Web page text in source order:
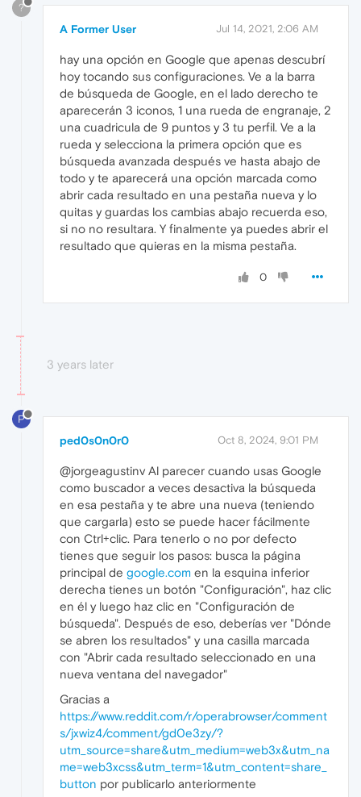
?
A Former User Jul 14, 2021, 2:06 AM
hay una opción en Google que apenas descubrí
hoy tocando sus configuraciones. Ve a la barra
de búsqueda de Google, en el lado derecho te
aparecerán 3 iconos, 1 una rueda de engranaje, 2
una cuadricula de 9 puntos y 3 tu perfil. Ve a la
rueda y selecciona la primera opción que es
búsqueda avanzada después ve hasta abajo de
todo y te aparecerá una opción marcada como
abrir cada resultado en una pestaña nueva y lo
quitas y guardas los cambias abajo recuerda eso,
si no no resultara. Y finalmente ya puedes abrir el
resultado que quieras en la misma pestaña.
0
3 years later
P
ped0s0n0r0 Oct 8, 2024, 9:01 PM
@jorgeagustinv Al parecer cuando usas Google
como buscador a veces desactiva la búsqueda
en esa pestaña y te abre una nueva (teniendo
que cargarla) esto se puede hacer fácilmente
con Ctrl+clic. Para tenerlo o no por defecto
tienes que seguir los pasos: busca la página
principal de google.com en la esquina inferior
derecha tienes un botón "Configuración", haz clic
en él y luego haz clic en "Configuración de
búsqueda". Después de eso, deberías ver "Dónde
se abren los resultados" y una casilla marcada
con "Abrir cada resultado seleccionado en una
nueva ventana del navegador"
Gracias a
https://www.reddit.com/r/operabrowser/comment
s/jxwiz4/comment/gd0e3zy/?
utm_source=share&utm_medium=web3x&utm_na
me=web3xcss&utm_term=1&utm_content=share_
button por publicarlo anteriormente